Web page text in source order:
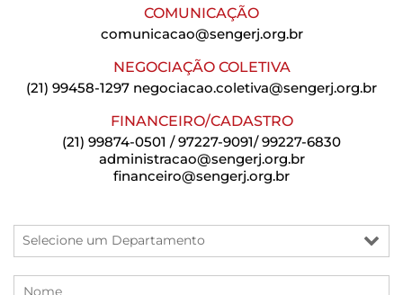
COMUNICAÇÃO
comunicacao@sengerj.org.br
NEGOCIAÇÃO COLETIVA
(21) 99458-1297 negociacao.coletiva@sengerj.org.br
FINANCEIRO/CADASTRO
(21) 99874-0501 / 97227-9091/ 99227-6830
administracao@sengerj.org.br
financeiro@sengerj.org.br